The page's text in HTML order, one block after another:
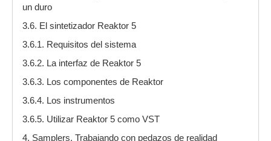
un duro
3.6. El sintetizador Reaktor 5
3.6.1. Requisitos del sistema
3.6.2. La interfaz de Reaktor 5
3.6.3. Los componentes de Reaktor
3.6.4. Los instrumentos
3.6.5. Utilizar Reaktor 5 como VST
4. Samplers. Trabajando con pedazos de realidad